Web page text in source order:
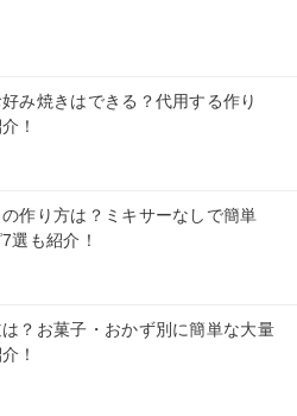
み焼きはできる？代用する作り
！
作り方は？ミキサーなしで簡単
選も紹介！
？お菓子・おかず別に簡単な大量
！